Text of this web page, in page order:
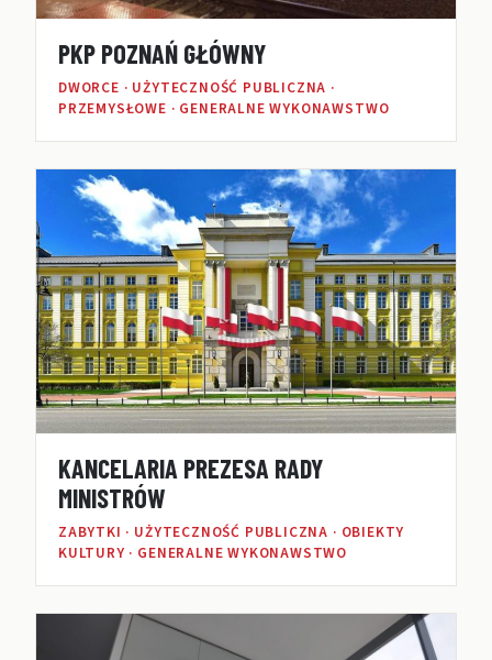
PKP POZNAŃ GŁÓWNY
DWORCE · UŻYTECZNOŚĆ PUBLICZNA ·
PRZEMYSŁOWE · GENERALNE WYKONAWSTWO
KANCELARIA PREZESA RADY
MINISTRÓW
ZABYTKI · UŻYTECZNOŚĆ PUBLICZNA · OBIEKTY
KULTURY · GENERALNE WYKONAWSTWO